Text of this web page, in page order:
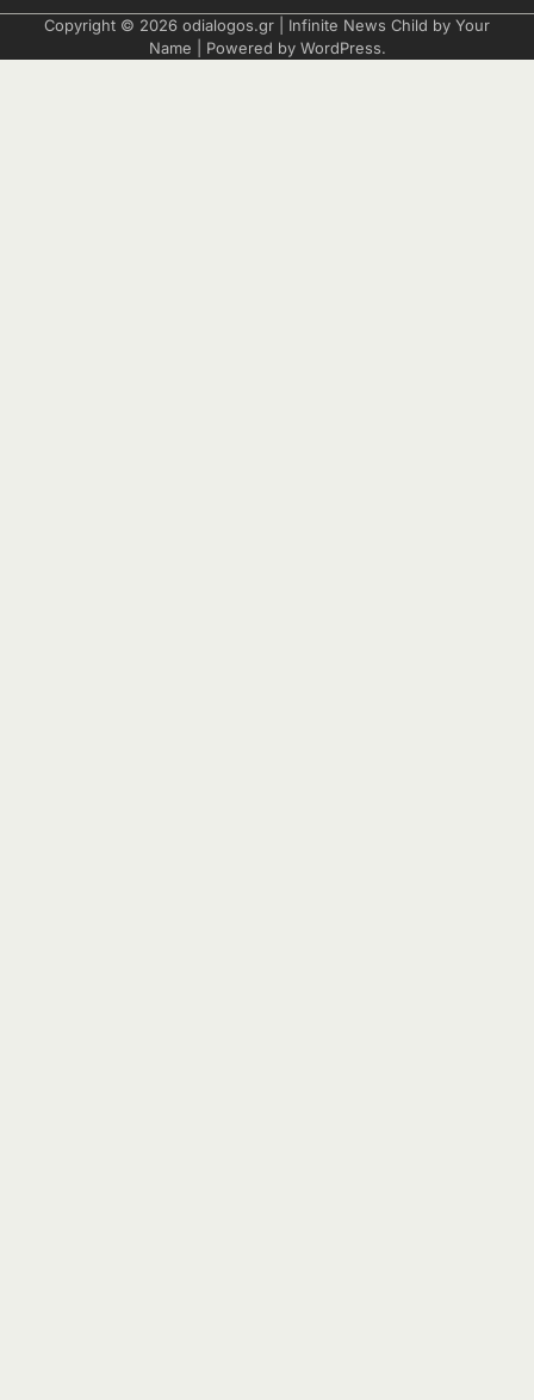
Copyright © 2026 odialogos.gr | Infinite News Child by Your
Name | Powered by WordPress.